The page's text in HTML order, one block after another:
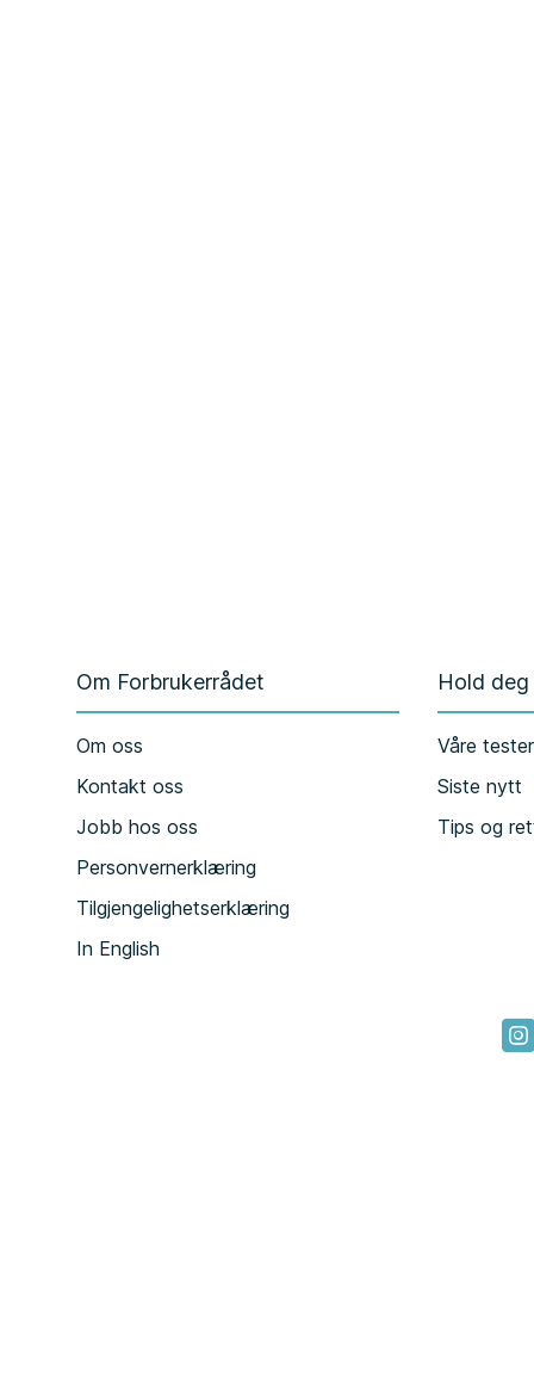
Om Forbrukerrådet
Om oss
Kontakt oss
Jobb hos oss
Personvernerklæring
Tilgjengelighetserklæring
In English
Hold
Våre tester
Siste nytt
Tips og